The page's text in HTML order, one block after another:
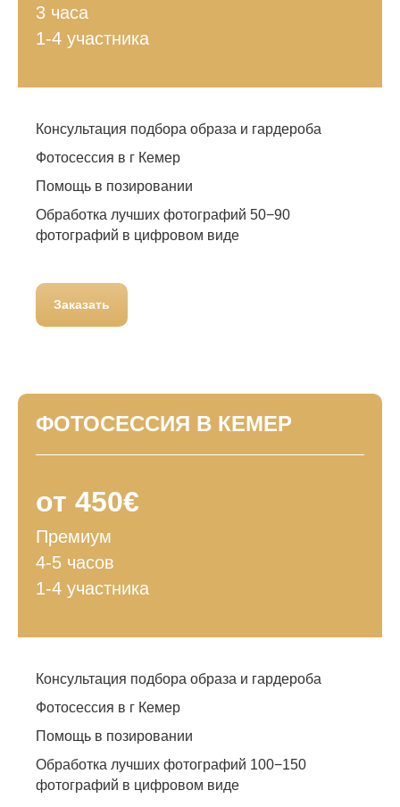
3 часа
1-4 участника
Консультация подбора образа и гардероба
Фотосессия в г Кемер
Помощь в позировании
Обработка лучших фотографий 50−90
фотографий в цифровом виде
Заказать
ФОТОСЕССИЯ В КЕМЕР
от 450€
Премиум
4-5 часов
1-4 участника
Консультация подбора образа и гардероба
Фотосессия в г Кемер
Помощь в позировании
Обработка лучших фотографий 100−150
фотографий в цифровом виде